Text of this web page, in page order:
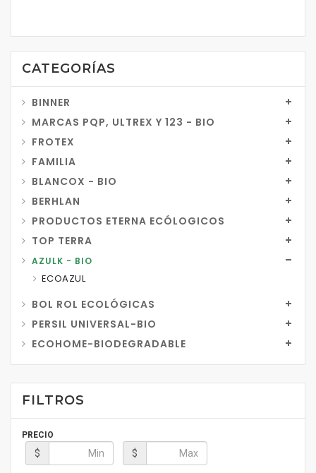
CATEGORÍAS
BINNER
MARCAS PQP, ULTREX Y 123 - BIO
FROTEX
FAMILIA
BLANCOX - BIO
BERHLAN
PRODUCTOS ETERNA ECÓLOGICOS
TOP TERRA
AZULK - BIO
ECOAZUL
BOL ROL ECOLÓGICAS
PERSIL UNIVERSAL-BIO
ECOHOME-BIODEGRADABLE
FILTROS
PRECIO
$ $